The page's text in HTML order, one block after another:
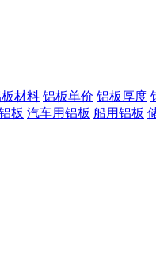
材料 铝板单价 铝板厚度
板 汽车用铝板 船用铝板